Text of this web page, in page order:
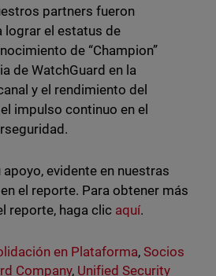
partners fueron
lograr el estatus de
de “Champion”
de WatchGuard en la
y el rendimiento del
impulso continuo en el
evidente en nuestras
el reporte. Para obtener más
reporte, haga clic aquí.
en Plataforma,Socios
Company, Unified Security